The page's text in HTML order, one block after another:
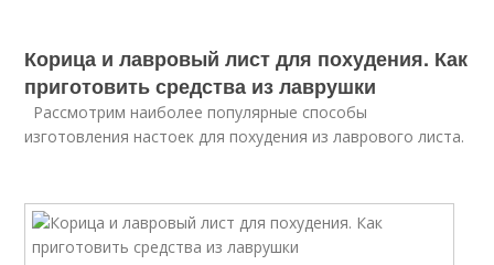
Корица и лавровый лист для похудения. Как
приготовить средства из лаврушки
Рассмотрим наиболее популярные способы
изготовления настоек для похудения из лаврового листа.